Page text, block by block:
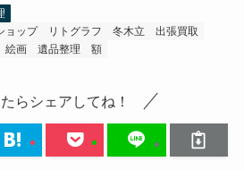
ョップ リトグラフ 冬木立
出張買取
絵画 遺品整理 額
らシェアしてね！